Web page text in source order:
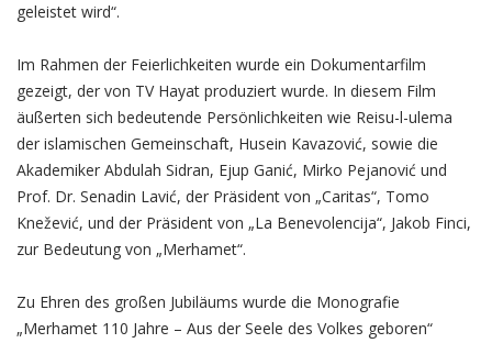
geleistet wird“.
Im Rahmen der Feierlichkeiten wurde ein Dokumentarfilm
gezeigt, der von TV Hayat produziert wurde. In diesem Film
äußerten sich bedeutende Persönlichkeiten wie Reisu-l-ulema
der islamischen Gemeinschaft, Husein Kavazović, sowie die
Akademiker Abdulah Sidran, Ejup Ganić, Mirko Pejanović und
Prof. Dr. Senadin Lavić, der Präsident von „Caritas“, Tomo
Knežević, und der Präsident von „La Benevolencija“, Jakob Finci,
zur Bedeutung von „Merhamet“.
Zu Ehren des großen Jubiläums wurde die Monografie
„Merhamet 110 Jahre – Aus der Seele des Volkes geboren“